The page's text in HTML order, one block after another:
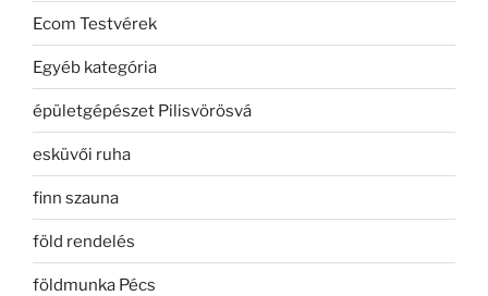
Ecom Testvérek
Egyéb kategória
épületgépészet Pilisvörösvá
esküvői ruha
finn szauna
föld rendelés
földmunka Pécs